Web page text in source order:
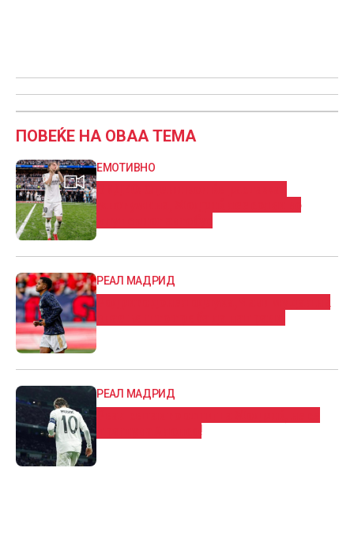
ПОВЕЌЕ НА ОВАА ТЕМА
ЕМОТИВНО
многумина, Модриќ лее солзи во
РЕАЛ МАДРИД
Родриго донел одлука, Чави му дал на
РЕАЛ МАДРИД
прашува Алонсо!